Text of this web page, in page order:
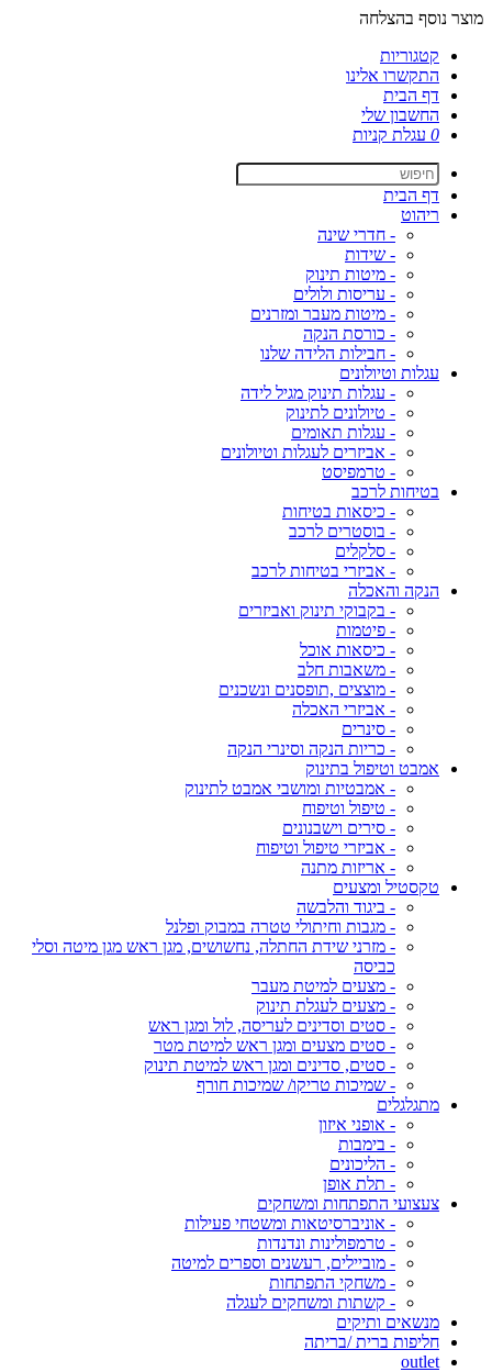
מוצר נוסף בהצלחה
קטגוריות
התקשרו אלינו
דף הבית
החשבון שלי
0 עגלת קניות
דף הבית
ריהוט
- חדרי שינה
- שידות
- מיטות תינוק
- עריסות ולולים
- מיטות מעבר ומזרנים
- כורסת הנקה
- חבילות הלידה שלנו
עגלות וטיולונים
- עגלות תינוק מגיל לידה
- טיולונים לתינוק
- עגלות תאומים
- אביזרים לעגלות וטיולונים
- טרמפיסט
בטיחות לרכב
- כיסאות בטיחות
- בוסטרים לרכב
- סלקלים
- אביזרי בטיחות לרכב
הנקה והאכלה
- בקבוקי תינוק ואביזרים
- פיטמות
- כיסאות אוכל
- משאבות חלב
- מוצצים ,תופסנים ונשכנים
- אביזרי האכלה
- סינרים
- כריות הנקה וסינרי הנקה
אמבט וטיפול בתינוק
- אמבטיות ומושבי אמבט לתינוק
- טיפול וטיפוח
- סירים וישבנונים
- אביזרי טיפול וטיפוח
- אריזות מתנה
טקסטיל ומצעים
- ביגוד והלבשה
- מגבות וחיתולי טטרה במבוק ופלנל
- מזרני שידת החתלה, נחשושים, מגן ראש מגן מיטה וסלי
כביסה
- מצעים למיטת מעבר
- מצעים לעגלת תינוק
- סטים וסדינים לעריסה, לול ומגן ראש
- סטים מצעים ומגן ראש למיטת מטר
- סטים, סדינים ומגן ראש למיטת תינוק
- שמיכות טריקו/ שמיכות חורף
מתגלגלים
- אופני איזון
- בימבות
- הליכונים
- תלת אופן
צעצועי התפתחות ומשחקים
- אוניברסיטאות ומשטחי פעילות
- טרמפולינות ונדנדות
- מוביילים, רעשנים וספרים למיטה
- משחקי התפתחות
- קשתות ומשחקים לעגלה
מנשאים ותיקים
חליפות ברית /בריתה
outlet